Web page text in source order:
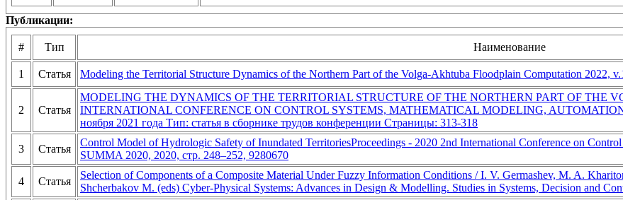
Публикации:
# Тип Наименование
1 Статья Modeling the Territorial Structure Dynamics of the Northern Part of the Volga-Akhtuba Floodplain Computation 2022,
2 Статья
MODELING THE DYNAMICS OF THE TERRITORIAL STRUCTURE OF THE NORTHERN PART OF
INTERNATIONAL CONFERENCE ON CONTROL SYSTEMS, MATHEMATICAL MODELING,
ноября 2021 года Тип: статья в сборнике трудов конференции Страницы: 313-318
3 Статья
Control Model of Hydrologic Safety of Inundated TerritoriesProceedings - 2020 2nd International Conference on
SUMMA 2020, 2020, стр. 248–252, 9280670
4 Статья
Selection of Components of a Composite Material Under Fuzzy Information Conditions / I. V. Germashev, M. A.
Shcherbakov M. (eds) Cyber-Physical Systems: Advances in Design & Modelling. Studies in Systems, Decision and